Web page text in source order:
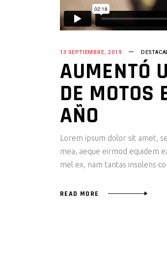
13 SEPTIEMBRE, 2019
AUMENTÓ
DE MOTOS
AÑO
Lorem ipsum dolor sit amet,
mea, aeque eirmod equidem
mel ex, nam tantas insolens
READ MORE